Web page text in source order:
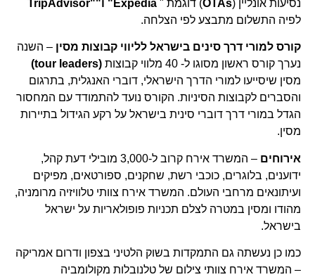
נסיעות אונליין (OTAs) דוגמת " Expedia" ו""TripAdvisor
לפיה התשלום מתבצע לפי הצלחה.
קורס למורי דרך סינים בישראל לליווי קבוצות מסין – השנה
נערך קורס ראשון מסוגו ל- 40 מלווי קבוצות
(tour leaders)
מסין שיסייעו למורי הדרך הישראלי, דוברי האנגלית, בתרגום
והסברים לקבוצות הסיניות. הקורס נועד להתמודד עם המחסור
הגדל במורי דרך דוברי סינית בישראל על רקע הגידול בתיירות
מסין.
אירוחים
– המשרד אירח קרוב ל-3,000 מובילי דעת קהל,
ידוענים, בלוגרים, כוכבי רשת, שחקנים, ספורטאים, מפיקים
ועיתונאים מרחבי העולם. המשרד אירח צוותי טלוויזיה מרומניה,
מהודו ומסין במטרה לצלם תכניות פופולאריות על ישראל
בישראל.
כמו כן נעשתה גם התמקדות בשוק הלטיני בצפון ודרום אמריקה
– המשרד אירח צוותי צילום של טלנובלות מקולומביה